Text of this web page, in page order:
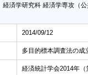
済学研究科 経済学専攻（
2014/09/12
多目的標本調査法の成
経済統計学会2014年